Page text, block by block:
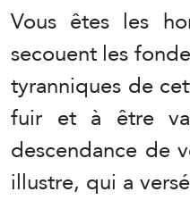
Vous êtes les
secouent les
tyranniques de
fuir et à être
descendance de
illustre, qui a